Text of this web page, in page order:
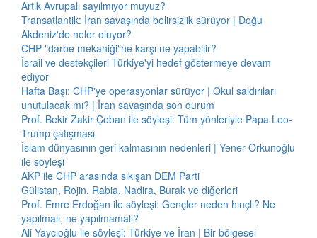
Artık Avrupalı sayılmıyor muyuz?
Transatlantik: İran savaşında belirsizlik sürüyor | Doğu
Akdeniz'de neler oluyor?
CHP "darbe mekaniği"ne karşı ne yapabilir?
İsrail ve destekçileri Türkiye'yi hedef göstermeye devam
ediyor
Hafta Başı: CHP'ye operasyonlar sürüyor | Okul saldırıları
unutulacak mı? | İran savaşında son durum
Prof. Bekir Zakir Çoban ile söyleşi: Tüm yönleriyle Papa Leo-
Trump çatışması
İslam dünyasının geri kalmasının nedenleri | Yener Orkunoğlu
ile söyleşi
AKP ile CHP arasında sıkışan DEM Parti
Gülistan, Rojin, Rabia, Nadira, Burak ve diğerleri
Prof. Emre Erdoğan ile söyleşi: Gençler neden hınçlı? Ne
yapılmalı, ne yapılmamalı?
Ali Yaycıoğlu ile söyleşi: Türkiye ve İran | Bir bölgesel